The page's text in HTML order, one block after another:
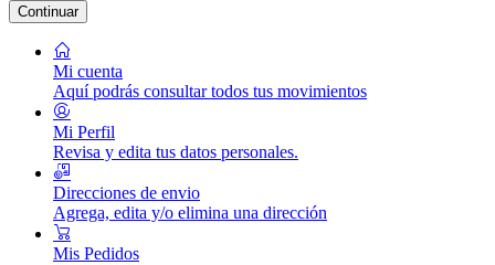
Continuar
Mi cuenta
Aquí podrás consultar todos tus movimientos
Mi Perfil
Revisa y edita tus datos personales.
Direcciones de envio
Agrega, edita y/o elimina una dirección
Mis Pedidos